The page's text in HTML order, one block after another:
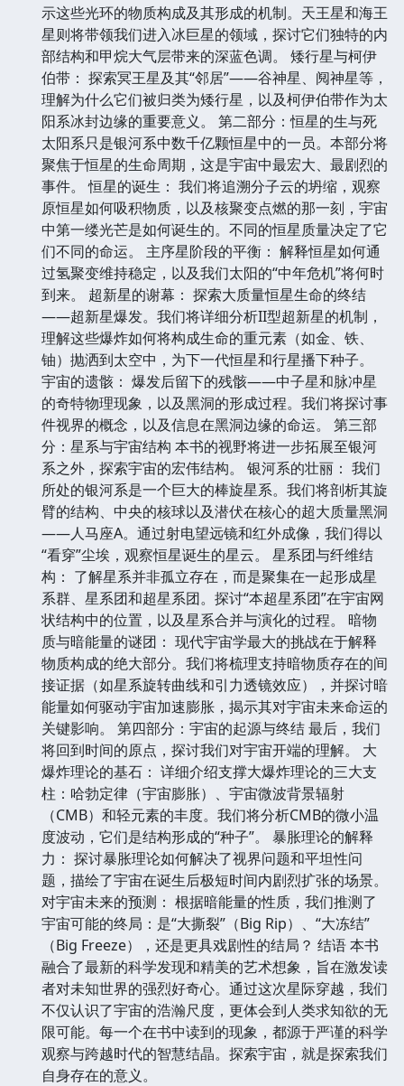
示这些光环的物质构成及其形成的机制。天王星和海王
星则将带领我们进入冰巨星的领域，探讨它们独特的内
部结构和甲烷大气层带来的深蓝色调。 矮行星与柯伊
伯带： 探索冥王星及其“邻居”——谷神星、阋神星等，
理解为什么它们被归类为矮行星，以及柯伊伯带作为太
阳系冰封边缘的重要意义。 第二部分：恒星的生与死
太阳系只是银河系中数千亿颗恒星中的一员。本部分将
聚焦于恒星的生命周期，这是宇宙中最宏大、最剧烈的
事件。 恒星的诞生： 我们将追溯分子云的坍缩，观察
原恒星如何吸积物质，以及核聚变点燃的那一刻，宇宙
中第一缕光芒是如何诞生的。不同的恒星质量决定了它
们不同的命运。 主序星阶段的平衡： 解释恒星如何通
过氢聚变维持稳定，以及我们太阳的“中年危机”将何时
到来。 超新星的谢幕： 探索大质量恒星生命的终结
——超新星爆发。我们将详细分析II型超新星的机制，
理解这些爆炸如何将构成生命的重元素（如金、铁、
铀）抛洒到太空中，为下一代恒星和行星播下种子。
宇宙的遗骸： 爆发后留下的残骸——中子星和脉冲星
的奇特物理现象，以及黑洞的形成过程。我们将探讨事
件视界的概念，以及信息在黑洞边缘的命运。 第三部
分：星系与宇宙结构 本书的视野将进一步拓展至银河
系之外，探索宇宙的宏伟结构。 银河系的壮丽： 我们
所处的银河系是一个巨大的棒旋星系。我们将剖析其旋
臂的结构、中央的核球以及潜伏在核心的超大质量黑洞
——人马座A。通过射电望远镜和红外成像，我们得以
“看穿”尘埃，观察恒星诞生的星云。 星系团与纤维结
构： 了解星系并非孤立存在，而是聚集在一起形成星
系群、星系团和超星系团。探讨“本超星系团”在宇宙网
状结构中的位置，以及星系合并与演化的过程。 暗物
质与暗能量的谜团： 现代宇宙学最大的挑战在于解释
物质构成的绝大部分。我们将梳理支持暗物质存在的间
接证据（如星系旋转曲线和引力透镜效应），并探讨暗
能量如何驱动宇宙加速膨胀，揭示其对宇宙未来命运的
关键影响。 第四部分：宇宙的起源与终结 最后，我们
将回到时间的原点，探讨我们对宇宙开端的理解。 大
爆炸理论的基石： 详细介绍支撑大爆炸理论的三大支
柱：哈勃定律（宇宙膨胀）、宇宙微波背景辐射
（CMB）和轻元素的丰度。我们将分析CMB的微小温
度波动，它们是结构形成的“种子”。 暴胀理论的解释
力： 探讨暴胀理论如何解决了视界问题和平坦性问
题，描绘了宇宙在诞生后极短时间内剧烈扩张的场景。
对宇宙未来的预测： 根据暗能量的性质，我们推测了
宇宙可能的终局：是“大撕裂”（Big Rip）、“大冻结”
（Big Freeze），还是更具戏剧性的结局？ 结语 本书
融合了最新的科学发现和精美的艺术想象，旨在激发读
者对未知世界的强烈好奇心。通过这次星际穿越，我们
不仅认识了宇宙的浩瀚尺度，更体会到人类求知欲的无
限可能。每一个在书中读到的现象，都源于严谨的科学
观察与跨越时代的智慧结晶。探索宇宙，就是探索我们
自身存在的意义。